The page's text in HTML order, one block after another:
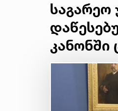
საგარეო
კანონში